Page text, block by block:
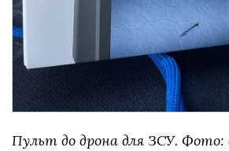
Пульт до дрона для ЗСУ. Фото: